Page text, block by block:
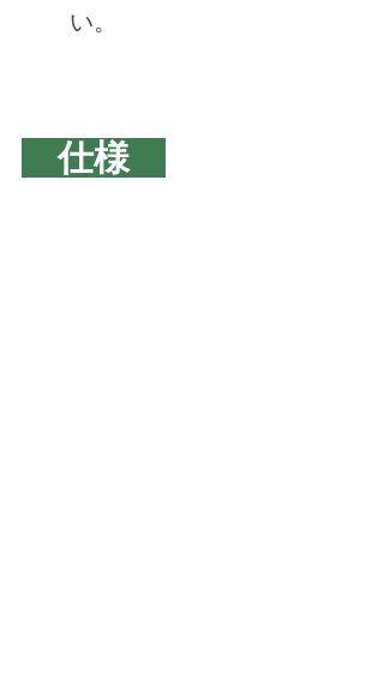
い。
仕様